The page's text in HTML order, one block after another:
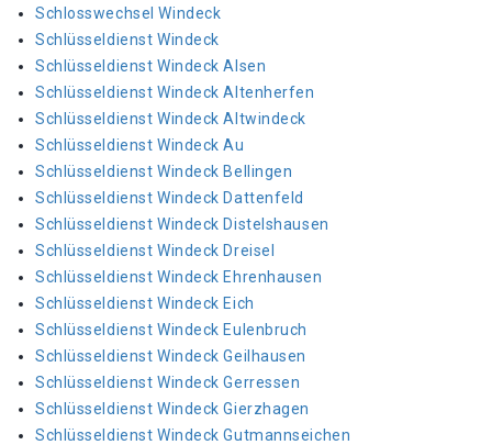
Schlosswechsel Windeck
Schlüsseldienst Windeck
Schlüsseldienst Windeck Alsen
Schlüsseldienst Windeck Altenherfen
Schlüsseldienst Windeck Altwindeck
Schlüsseldienst Windeck Au
Schlüsseldienst Windeck Bellingen
Schlüsseldienst Windeck Dattenfeld
Schlüsseldienst Windeck Distelshausen
Schlüsseldienst Windeck Dreisel
Schlüsseldienst Windeck Ehrenhausen
Schlüsseldienst Windeck Eich
Schlüsseldienst Windeck Eulenbruch
Schlüsseldienst Windeck Geilhausen
Schlüsseldienst Windeck Gerressen
Schlüsseldienst Windeck Gierzhagen
Schlüsseldienst Windeck Gutmannseichen